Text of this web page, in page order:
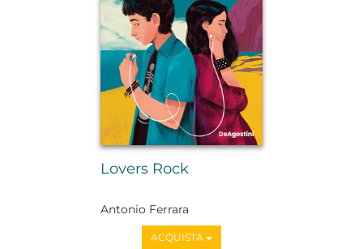
Lovers Rock
Antonio Ferrara
ACQUISTA